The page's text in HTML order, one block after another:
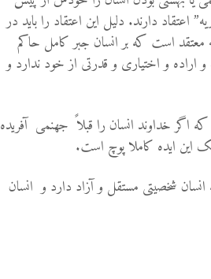
دارند. دلیل این اعتقاد را باید در
معتقد است که بر انسان جبر کامل حاکم
اراده و اختيارى و قدرتی از خود ندارد و
اگر خداوند انسان را قبلاً جهنمی آفریده
این ایده کاملا پوچ است.
انسان شخصيتی مستقل و آزاد دارد و انسان